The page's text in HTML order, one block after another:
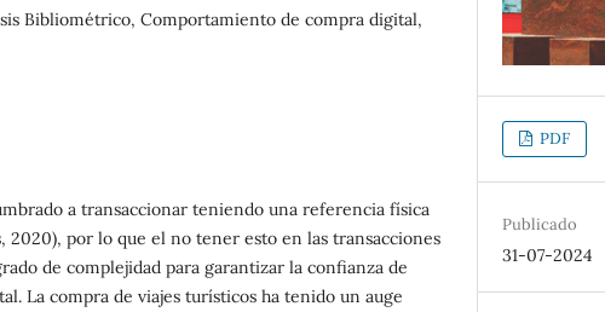
Bibliométrico, Comportamiento de compra digital,
a transaccionar teniendo una referencia física
2020), por lo que el no tener esto en las transacciones
de complejidad para garantizar la confianza de
La compra de viajes turísticos ha tenido un auge
PDF
Publicado
31-07-2024